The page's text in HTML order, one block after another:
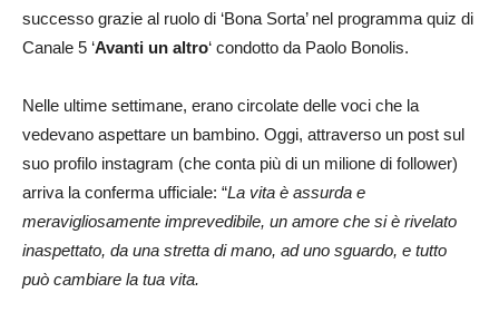
successo grazie al ruolo di ‘Bona Sorta’ nel programma quiz di
Canale 5 ‘Avanti un altro‘ condotto da Paolo Bonolis.
Nelle ultime settimane, erano circolate delle voci che la
vedevano aspettare un bambino. Oggi, attraverso un post sul
suo profilo instagram (che conta più di un milione di follower)
arriva la conferma ufficiale: “La vita è assurda e
meravigliosamente imprevedibile, un amore che si è rivelato
inaspettato, da una stretta di mano, ad uno sguardo, e tutto
può cambiare la tua vita.